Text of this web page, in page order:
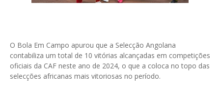
O Bola Em Campo apurou que a Selecção Angolana
contabiliza um total de 10 vitórias alcançadas em competições
oficiais da CAF neste ano de 2024, o que a coloca no topo das
selecções africanas mais vitoriosas no período.